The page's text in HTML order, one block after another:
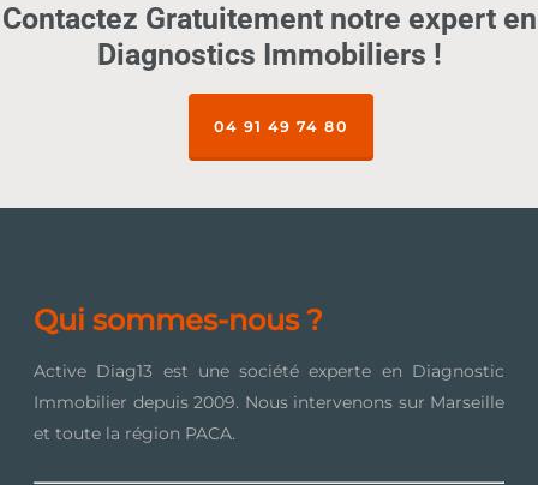
Contactez Gratuitement notre expert en
Diagnostics Immobiliers !
04 91 49 74 80
Qui sommes-nous ?
Active Diag13 est une société experte en Diagnostic
Immobilier depuis 2009. Nous intervenons sur Marseille
et toute la région PACA.